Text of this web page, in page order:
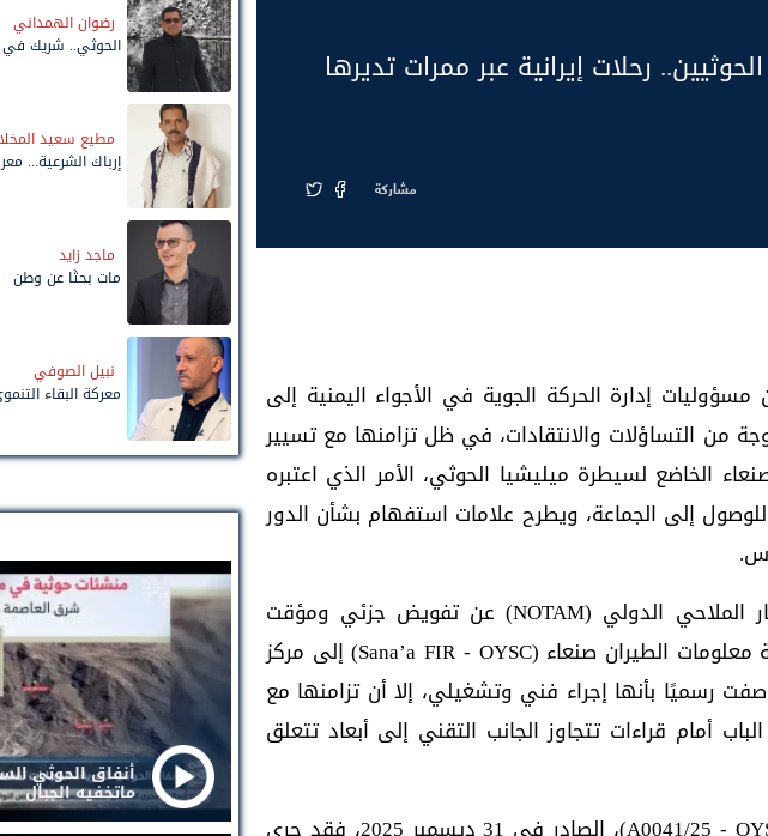
رحلات إيرانية عبر ممرات تديرها
مشاركة
إدارة الحركة الجوية في الأجواء اليمنية إلى
من التساؤلات والانتقادات، في ظل تزامنها مع تسيير
الخاضع لسيطرة ميليشيا الحوثي، الأمر الذي اعتبره
إلى الجماعة، ويطرح علامات استفهام بشأن الدور
وتكشف بيانات صادرة ضمن نظام الإخطار الملاحي الدولي (NOTAM) عن تفويض جزئي ومؤقت
لبعض خدمات الملاحة الجوية داخل منطقة معلومات الطيران صنعاء (Sana’a FIR - OYSC) إلى مركز
رسميًا بأنها إجراء فني وتشغيلي، إلا أن تزامنها مع
أمام قراءات تتجاوز الجانب التقني إلى أبعاد تتعلق
رضوان الهمداني
الحوثي.. شريك في
مطيع سعيد
إرباك الشرعية...
ماجد زايد
مات بحثًا عن وطن
نبيل الصوفي
معركة البقاء
أنفاق الحوثي
ماتخفيه الجبال